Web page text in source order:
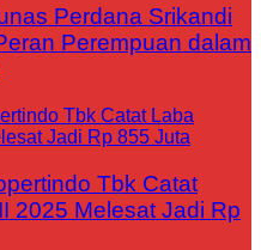
Perdana Srikandi
Perempuan dalam
Tbk Catat
2025 Melesat Jadi Rp